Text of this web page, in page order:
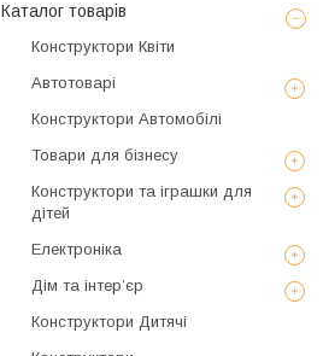
Каталог товарів
Конструктори Квіти
Автотоварі
Конструктори Автомобілі
Товари для бізнесу
Конструктори та іграшки для
дітей
Електроніка
Дім та інтерʼєр
Конструктори Дитячі